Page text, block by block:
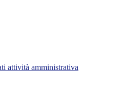
attività amministrativa